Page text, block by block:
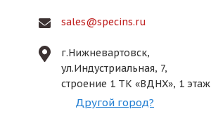
sales@specins.ru
г.Нижневартовск,
ул.Индустриальная, 7,
строение 1 ТК «ВДНХ», 1 этаж
Другой город?